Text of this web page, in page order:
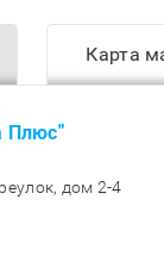
Карта
Плюс"
дом 2-4